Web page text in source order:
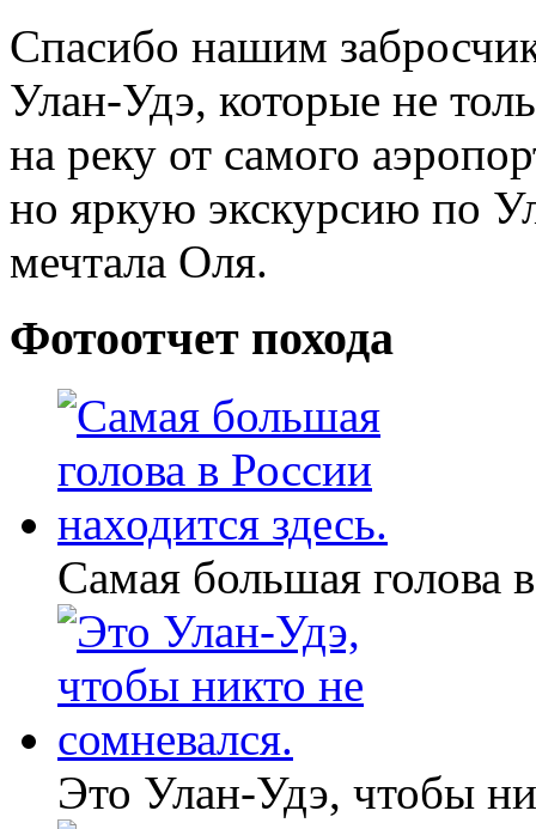
Спасибо нашим
Улан-Удэ, которые не
на реку от самого
но яркую экскурсию по
мечтала Оля.
Фотоотчет похода
Самая большая голова
Это Улан-Удэ, чтобы